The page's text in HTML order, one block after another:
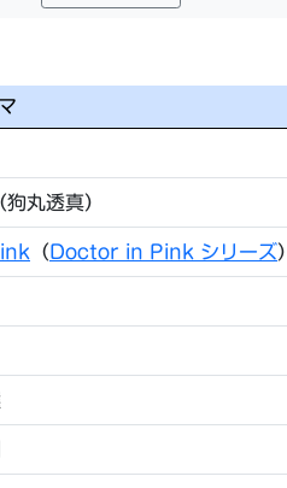
丸透真）
（Doctor in Pink シリーズ）